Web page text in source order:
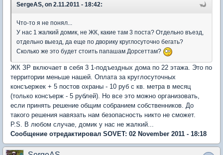
SergeAS, on 2.11.2011 - 18:42:
Что-то я не понял...
У нас 1 жалкий домик, не ЖК, какие там 3 поста? Отдельно въезд,
отдельно выезд, да еще по дворику круглосуточно бегать?
Сколько же это будет стоить папашам Дорсеттам?
ЖК ЗР включает в себя 3 1-подъездных дома по 22 этажа. Это по
территории меньше нашей. Оплата за круглосуточных
консъержек + 5 постов охраны - 10 руб с кв. метра в месяц
(только консъерж - 5 рублей). Но все это можно организовать,
если принять решение общим собранием собственников. До
такого решения навязать нам безопасность никто не сможет.
P.S. В любом случае, домик у нас не жалкий...
Сообщение отредактировал SOVET: 02 November 2011 - 18:18